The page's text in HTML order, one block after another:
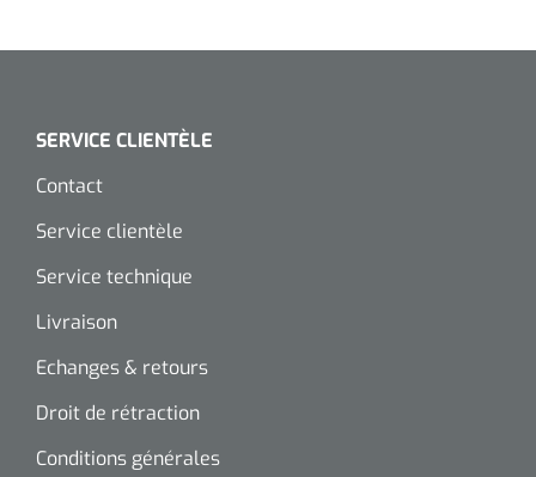
SERVICE CLIENTÈLE
Contact
Service clientèle
Service technique
Livraison
Echanges & retours
Droit de rétraction
Conditions générales